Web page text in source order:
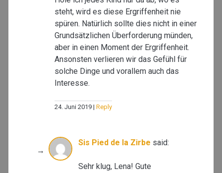
steht, wird es diese Ergriffenheit nie
spüren. Natürlich sollte dies nicht in einer
Grundsätzlichen Überforderung münden,
aber in einen Moment der Ergriffenheit.
Ansonsten verlieren wir das Gefühl für
solche Dinge und vorallem auch das
Interesse.
24. Juni 2019 Reply
Sis Pied de la Zirbe said:
Sehr klug, Lena! Gute